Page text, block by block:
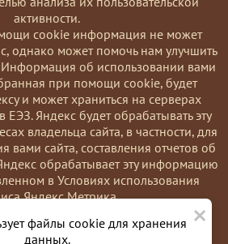
×
файлы cookie для хранения
данных.
активности.
cookie информация не может
однако может помочь нам улучшить
Информация об использовании вами
при помощи cookie, будет
и может храниться на серверах
Яндекс будет обрабатывать эту
владельца сайта, в частности, для
вами сайта, составления отчетов об
обрабатывает эту информацию
в Условиях использования
Яндекс Метрика.
от использования cookies, выбрав
в браузере. Также вы можете